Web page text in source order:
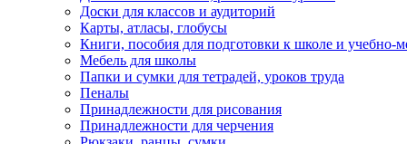
Доски для классов и аудиторий
Карты, атласы, глобусы
Книги, пособия для подготовки к школе и учебно-
Мебель для школы
Папки и сумки для тетрадей, уроков труда
Пеналы
Принадлежности для рисования
Принадлежности для черчения